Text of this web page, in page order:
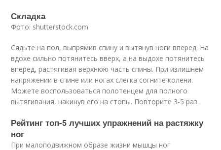
Складка
Фото: shutterstock.com
Сядьте на пол, выпрямив спину и вытянув ноги вперед. На
вдохе сильно потянитесь вверх, а на выдохе потянитесь
вперед, растягивая верхнюю часть спины. При излишнем
напряжении в спине или ногах слегка согните колени.
Можете воспользоваться полотенцем для полного
вытягивания, накинув его на стопы. Повторите 3-5 раз.
Рейтинг топ-5 лучших упражнений на растяжку
ног
При малоподвижном образе жизни мышцы ног